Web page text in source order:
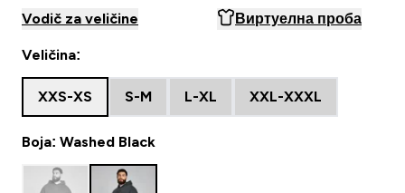
Vodič za veličine Виртуелна проба
Veličina:
XXS-XS S-M L-XL XXL-XXXL
Boja: Washed Black